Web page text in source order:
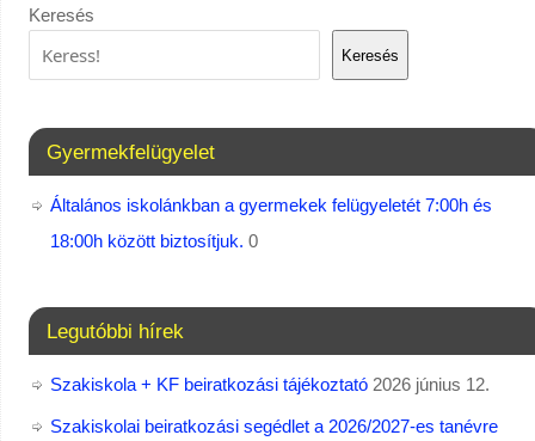
Keresés
Keresés
Gyermekfelügyelet
Általános iskolánkban a gyermekek felügyeletét 7:00h és
18:00h között biztosítjuk. 0
Legutóbbi hírek
Szakiskola + KF beiratkozási tájékoztató 2026 június 12.
Szakiskolai beiratkozási segédlet a 2026/2027-es tanévre